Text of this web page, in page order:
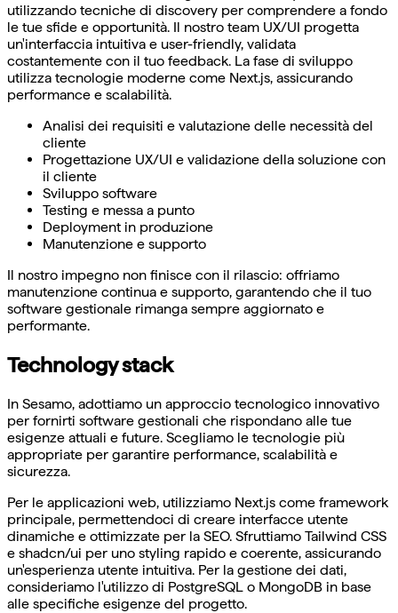
utilizzando tecniche di discovery per comprendere a fondo
le tue sfide e opportunità. Il nostro team UX/UI progetta
un'interfaccia intuitiva e user-friendly, validata
costantemente con il tuo feedback. La fase di sviluppo
utilizza tecnologie moderne come Next.js, assicurando
performance e scalabilità.
Analisi dei requisiti e valutazione delle necessità del
cliente
Progettazione UX/UI e validazione della soluzione con
il cliente
Sviluppo software
Testing e messa a punto
Deployment in produzione
Manutenzione e supporto
Il nostro impegno non finisce con il rilascio: offriamo
manutenzione continua e supporto, garantendo che il tuo
software gestionale rimanga sempre aggiornato e
performante.
Technology stack
In Sesamo, adottiamo un approccio tecnologico innovativo
per fornirti software gestionali che rispondano alle tue
esigenze attuali e future. Scegliamo le tecnologie più
appropriate per garantire performance, scalabilità e
sicurezza.
Per le applicazioni web, utilizziamo Next.js come framework
principale, permettendoci di creare interfacce utente
dinamiche e ottimizzate per la SEO. Sfruttiamo Tailwind CSS
e shadcn/ui per uno styling rapido e coerente, assicurando
un'esperienza utente intuitiva. Per la gestione dei dati,
consideriamo l'utilizzo di PostgreSQL o MongoDB in base
alle specifiche esigenze del progetto.